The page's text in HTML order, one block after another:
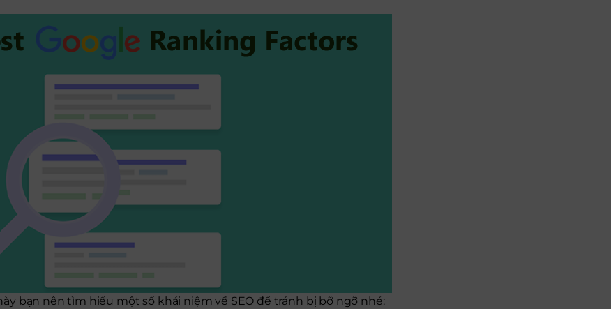
bạn nên tìm hiểu một số khái niệm về SEO để tránh bị bỡ ngỡ nhé: